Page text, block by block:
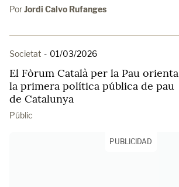
PorJordi Calvo Rufanges
Societat - 01/03/2026
El Fòrum Català per la Pau orienta
la primera política pública de pau
de Catalunya
Públic
PUBLICIDAD